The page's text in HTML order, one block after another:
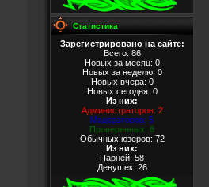
Статистика
Зарегистрировано на сайте:
Всего: 86
Новых за месяц: 0
Новых за неделю: 0
Новых вчера: 0
Новых сегодня: 0
Из них:
Администраторов: 2
Модераторов: 5
Проверенных: 6
Обычных юзеров: 72
Из них:
Парней: 58
Девушек: 26